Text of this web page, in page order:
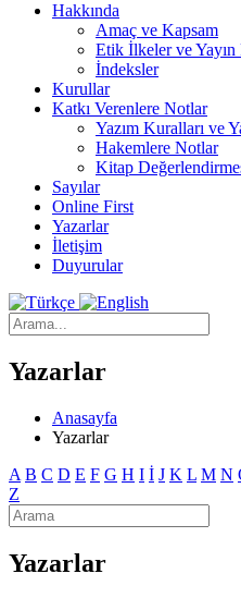
Hakkında
Amaç ve Kapsam
Etik İlkeler ve Yayın
İndeksler
Kurullar
Katkı Verenlere Notlar
Yazım Kuralları ve
Hakemlere Notlar
Kitap
Sayılar
Online First
Yazarlar
İletişim
Duyurular
Yazarlar
Anasayfa
Yazarlar
A B C D E F G H I İ J K L M N
Z
Yazarlar